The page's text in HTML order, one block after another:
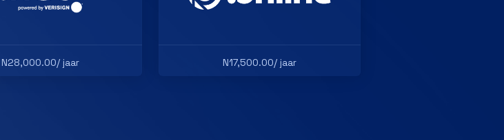
N28,000.00/ jaar N17,500.00/ jaar